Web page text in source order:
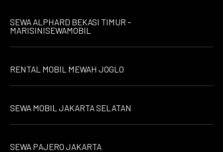
SEWA ALPHARD BEKASI TIMUR –
MARISINISEWAMOBIL
RENTAL MOBIL MEWAH JOGLO
SEWA MOBIL JAKARTA SELATAN
SEWA PAJERO JAKARTA